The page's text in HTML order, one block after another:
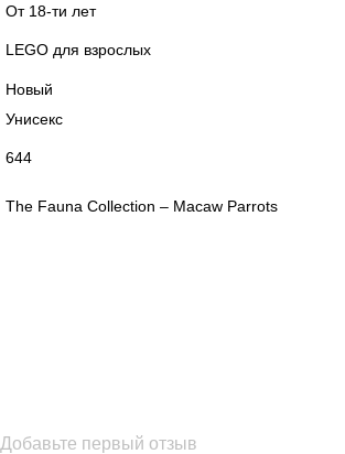
От 18-ти лет
LEGO для взрослых
Новый
Унисекс
644
The Fauna Collection – Macaw Parrots
Добавьте первый отзыв